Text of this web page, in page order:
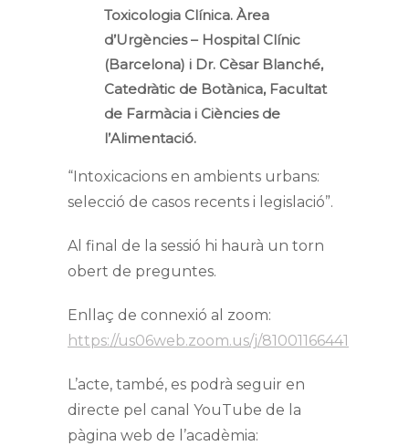
Toxicologia Clínica. Àrea
d’Urgències – Hospital Clínic
(Barcelona) i Dr. Cèsar Blanché,
Catedràtic de Botànica, Facultat
de Farmàcia i Ciències de
l’Alimentació.
“Intoxicacions en ambients urbans:
selecció de casos recents i legislació”.
Al final de la sessió hi haurà un torn
obert de preguntes.
Enllaç de connexió al zoom:
https://us06web.zoom.us/j/81001166441
L’acte, també, es podrà seguir en
directe pel canal YouTube de la
pàgina web de l’acadèmia: